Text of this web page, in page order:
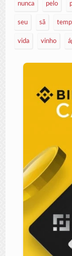
nunca pelo
seu sã
vida vinho